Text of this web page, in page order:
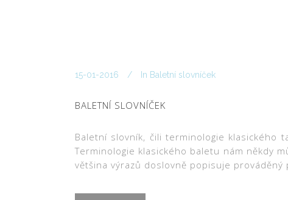
15-01-2016 In Baletní slovníček
BALETNÍ SLOVNÍČEK
Baletní slovník, čili terminologie klasického
Terminologie klasického baletu nám někdy
většina výrazů doslovně popisuje prováděný